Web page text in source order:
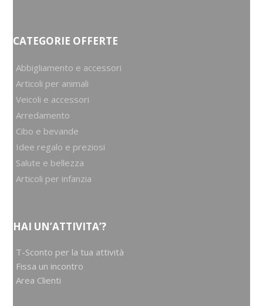
CATEGORIE OFFERTE
Abbigliamento e accessori
Articoli per animali
Veicoli e accessori
Arredamento
Cibo e bevande
Idee regalo e preziosi
Salute e bellezza
Articoli per infanzia
HAI UN’ATTIVITA’?
T-Sconto per la tua attività
Fissa un incontro
Area Clienti